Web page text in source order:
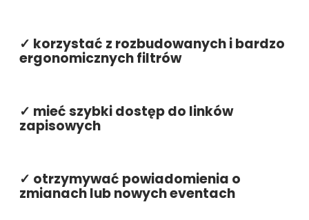
✓ korzystać z rozbudowanych i bardzo
ergonomicznych filtrów
✓ mieć szybki dostęp do linków
zapisowych
✓ otrzymywać powiadomienia o
zmianach lub nowych eventach